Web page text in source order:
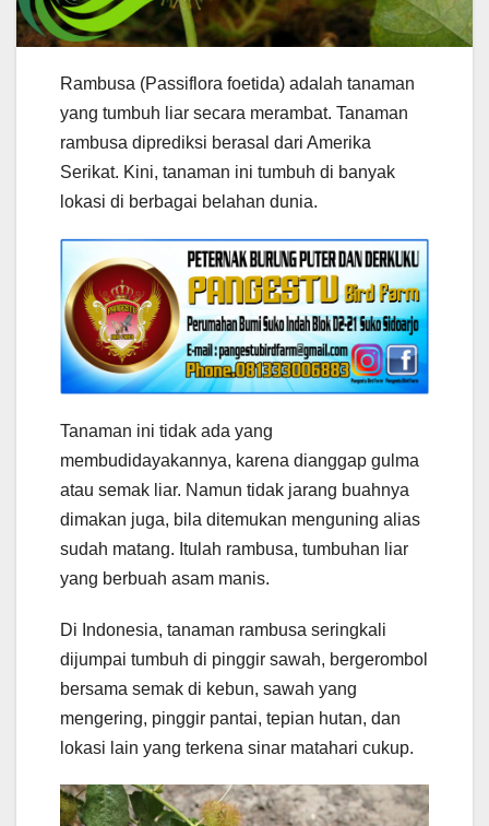
Rambusa (Passiflora foetida) adalah tanaman
yang tumbuh liar secara merambat. Tanaman
rambusa diprediksi berasal dari Amerika
Serikat. Kini, tanaman ini tumbuh di banyak
lokasi di berbagai belahan dunia.
Tanaman ini tidak ada yang
membudidayakannya, karena dianggap gulma
atau semak liar. Namun tidak jarang buahnya
dimakan juga, bila ditemukan menguning alias
sudah matang. Itulah rambusa, tumbuhan liar
yang berbuah asam manis.
Di Indonesia, tanaman rambusa seringkali
dijumpai tumbuh di pinggir sawah, bergerombol
bersama semak di kebun, sawah yang
mengering, pinggir pantai, tepian hutan, dan
lokasi lain yang terkena sinar matahari cukup.